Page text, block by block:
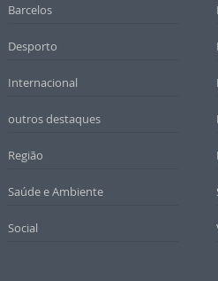
Barcelos
Desporto
Internacional
outros destaques
Região
Saúde e Ambiente
Social